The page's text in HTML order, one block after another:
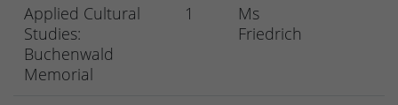
Applied Cultural
Studies:
Buchenwald
Memorial
1
Ms
Friedrich